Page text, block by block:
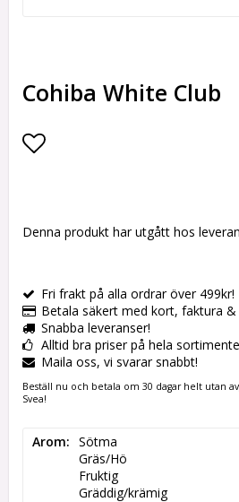
Cohiba White Club
Denna produkt har utgått hos
Fri frakt på alla ordrar över 499kr!
Betala säkert med kort, faktura &
Snabba leveranser!
Alltid bra priser på hela
Maila oss, vi svarar snabbt!
Beställ nu och betala om 30 dagar helt utan
Svea!
Arom
Sötma
Gräs/Hö
Fruktig
Gräddig/krämig